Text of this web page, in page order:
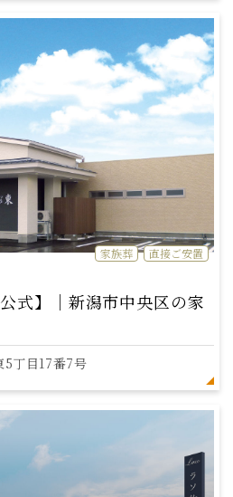
家族葬 直接ご安置
式】｜新潟市中央区の家
5丁目17番7号